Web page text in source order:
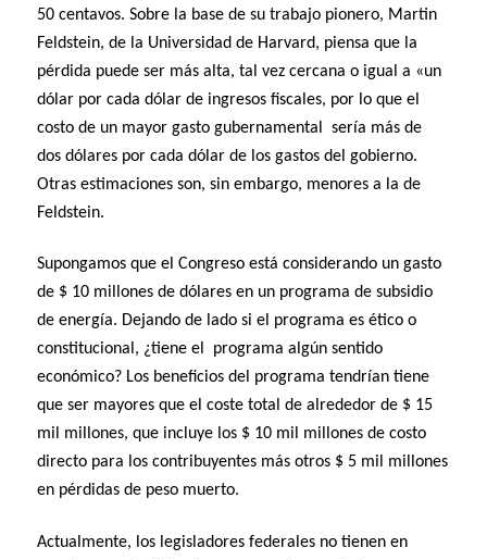
50 centavos. Sobre la base de su trabajo pionero, Martin
Feldstein, de la Universidad de Harvard, piensa que la
pérdida puede ser más alta, tal vez cercana o igual a «un
dólar por cada dólar de ingresos fiscales, por lo que el
costo de un mayor gasto gubernamental sería más de
dos dólares por cada dólar de los gastos del gobierno.
Otras estimaciones son, sin embargo, menores a la de
Feldstein.
Supongamos que el Congreso está considerando un gasto
de $ 10 millones de dólares en un programa de subsidio
de energía. Dejando de lado si el programa es ético o
constitucional, ¿tiene el programa algún sentido
económico? Los beneficios del programa tendrían tiene
que ser mayores que el coste total de alrededor de $ 15
mil millones, que incluye los $ 10 mil millones de costo
directo para los contribuyentes más otros $ 5 mil millones
en pérdidas de peso muerto.
Actualmente, los legisladores federales no tienen en